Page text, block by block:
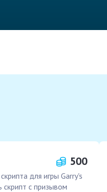
500
для игры Garry's
с призывом